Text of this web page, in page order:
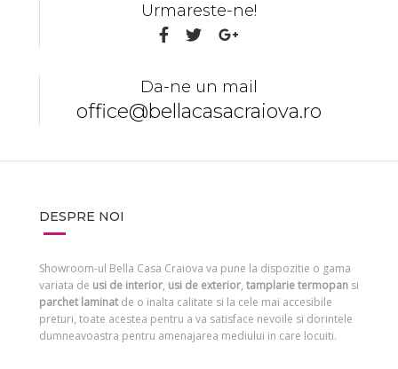
Urmareste-ne!
Da-ne un mail
office@bellacasacraiova.ro
DESPRE NOI
Showroom-ul Bella Casa Craiova va pune la dispozitie o gama
variata de usi de interior, usi de exterior, tamplarie termopansi
parchet laminatde o inalta calitate si la cele mai accesibile
preturi, toate acestea pentru a va satisface nevoile si dorintele
dumneavoastra pentru amenajarea mediului in care locuiti.